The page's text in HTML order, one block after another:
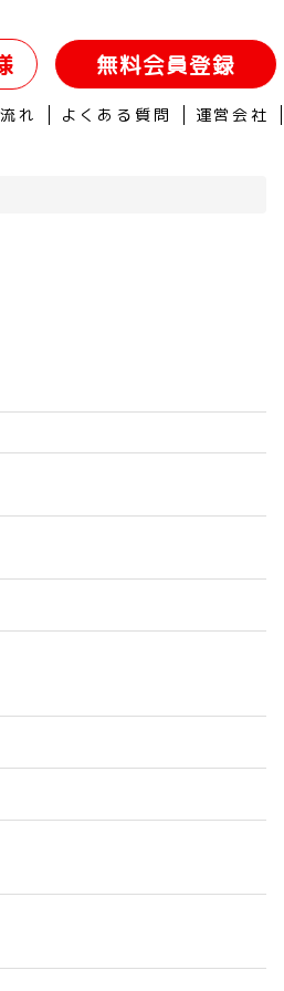
無料会員登録
れ よくある質問 運営会社